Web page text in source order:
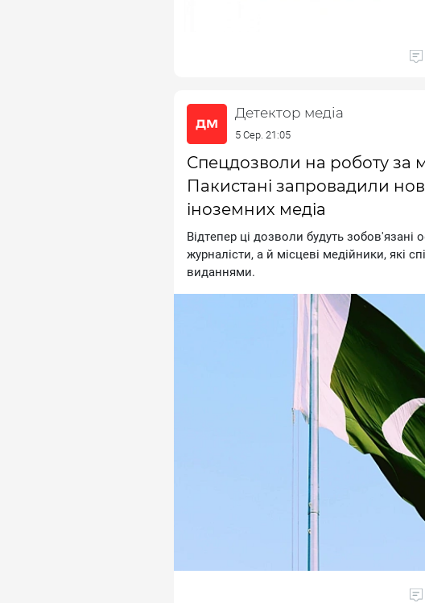
Детектор медіа
5 Сер. 21:05
Спецдозволи на роботу за
Пакистані запровадили
іноземних медіа
Biдтeпep цi дoзвoли будуть
жуpнaлicти, a й мicцeвi мeдiйники, якi
видaннями.